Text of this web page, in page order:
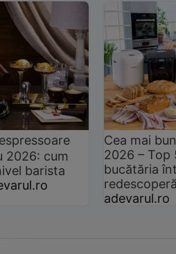
2026: cum
barista
Cea mai
2026 –
bucătăria
adevarul.ro